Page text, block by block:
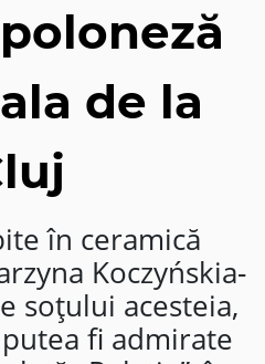
de la
în ceramică
Koczyńskia-
soțului acesteia,
fi admirate